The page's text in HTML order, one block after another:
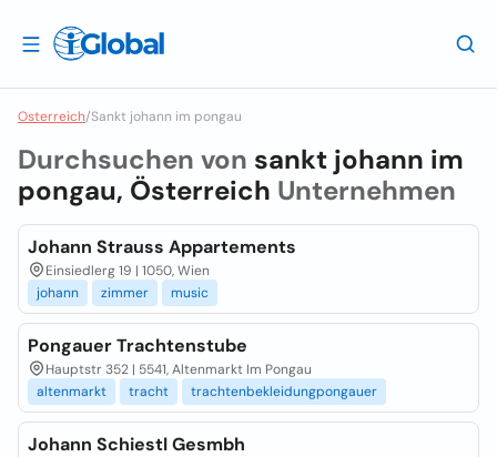
Osterreich/Sankt johann im pongau
Durchsuchen von sankt johann im
pongau, Österreich Unternehmen
Johann Strauss Appartements
Einsiedlerg 19 | 1050, Wien
johann
zimmer music
Pongauer Trachtenstube
Hauptstr 352 | 5541, Altenmarkt Im Pongau
altenmarkt
tracht trachtenbekleidungpongauer
Johann Schiestl Gesmbh